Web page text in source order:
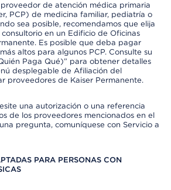
de atención médica primaria
PCP) de medicina familiar, pediatría o
sea posible, recomendamos que elija
en un Edificio de Oficinas
Es posible que deba pagar
altos para algunos PCP. Consulte su
Paga Qué)” para obtener detalles
desplegable de Afiliación del
proveedores de Kaiser Permanente.
una autorización o una referencia
de los proveedores mencionados en el
pregunta, comuníquese con Servicio a
PARA PERSONAS CON